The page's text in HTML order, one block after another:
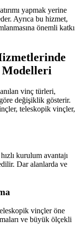
yapmak yerine
Ayrıca bu hizmet,
önemli katkı
Modelleri
vinç türleri,
değişiklik gösterir.
teleskopik vinçler,
kurulum avantajı
Dar alanlarda ve
vinçler öne
ve büyük ölçekli